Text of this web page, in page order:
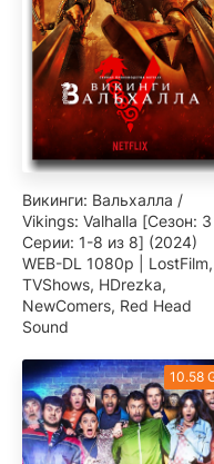
Викинги: Вальхалла /
Vikings: Valhalla [Сезон:
Серии: 1-8 из 8] (2024)
WEB-DL 1080p | LostFilm,
TVShows, HDrezka,
NewComers, Red Head
Sound
10.58